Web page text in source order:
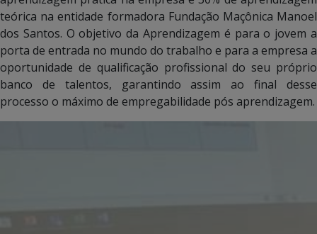
teórica na entidade formadora Fundação Maçônica Manoel
dos Santos. O objetivo da Aprendizagem é para o jovem a
porta de entrada no mundo do trabalho e para a empresa a
oportunidade de qualificação profissional do seu próprio
banco de talentos, garantindo assim ao final desse
processo o máximo de empregabilidade pós aprendizagem.